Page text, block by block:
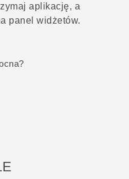
aplikację, a
panel widżetów.